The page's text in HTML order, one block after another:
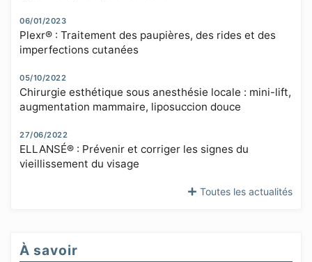
06/01/2023
Plexr® : Traitement des paupières, des rides et des
imperfections cutanées
05/10/2022
Chirurgie esthétique sous anesthésie locale : mini-lift,
augmentation mammaire, liposuccion douce
27/06/2022
ELLANSÉ® : Prévenir et corriger les signes du
vieillissement du visage
Toutes les actualités
À savoir